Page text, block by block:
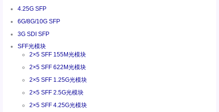
4.25G SFP
6G/8G/10G SFP
3G SDI SFP
SFF光模块
2×5 SFF 155M光模块
2×5 SFF 622M光模块
2×5 SFF 1.25G光模块
2×5 SFF 2.5G光模块
2×5 SFF 4.25G光模块